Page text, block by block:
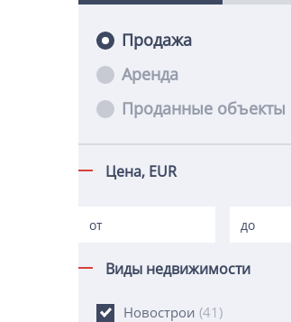
Продажа
Аренда
Проданные объекты
Цена, EUR
Виды недвижимости
Новострои (41)